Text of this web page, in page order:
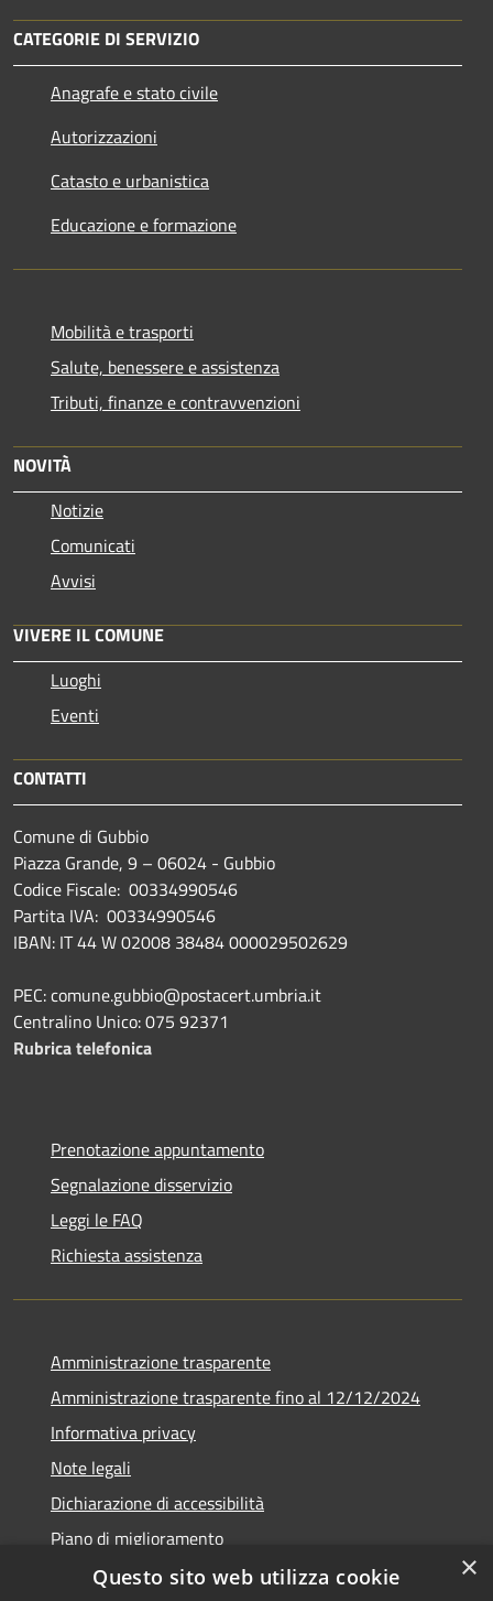
CATEGORIE DI SERVIZIO
Anagrafe e stato civile
Autorizzazioni
Catasto e urbanistica
Educazione e formazione
Mobilità e trasporti
Salute, benessere e assistenza
Tributi, finanze e contravvenzioni
NOVITÀ
Notizie
Comunicati
Avvisi
VIVERE IL COMUNE
Luoghi
Eventi
CONTATTI
Comune di Gubbio
Piazza Grande, 9 – 06024 - Gubbio
Codice Fiscale: 00334990546
Partita IVA: 00334990546
IBAN: IT 44 W 02008 38484 000029502629
PEC: comune.gubbio@postacert.umbria.it
Centralino Unico: 075 92371
Rubrica telefonica
Prenotazione appuntamento
Segnalazione disservizio
Leggi le FAQ
Richiesta assistenza
Amministrazione trasparente
Amministrazione trasparente fino al 12/12/2024
Informativa privacy
Note legali
Dichiarazione di accessibilità
Piano di miglioramento
×
Questo sito web utilizza cookie